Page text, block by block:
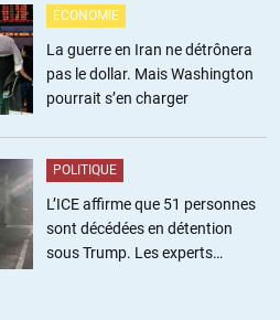
ÉCONOMIE
La guerre en Iran ne détrônera
pas le dollar. Mais Washington
pourrait s’en charger
POLITIQUE
L’ICE affirme que 51 personnes
sont décédées en détention
sous Trump. Les experts